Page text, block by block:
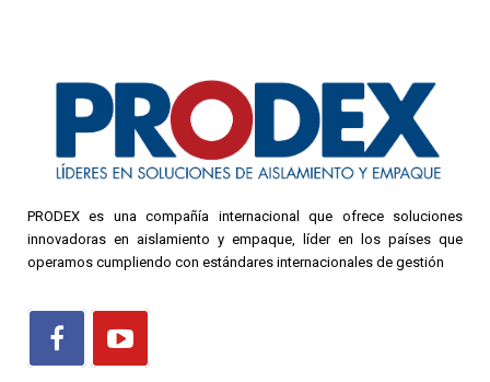
PRODEX es una compañía internacional que ofrece soluciones
innovadoras en aislamiento y empaque, líder en los países que
operamos cumpliendo con estándares internacionales de gestión